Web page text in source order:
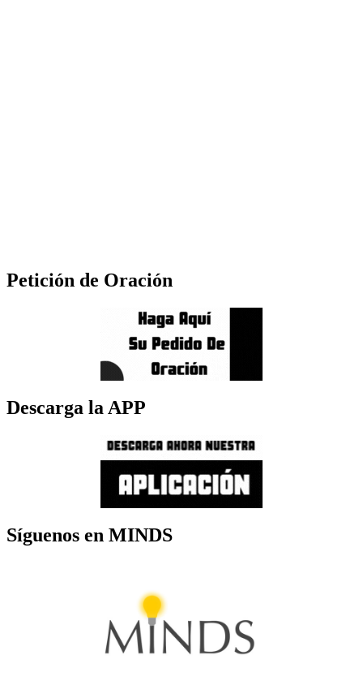
Petición de Oración
Descarga la APP
Síguenos en MINDS